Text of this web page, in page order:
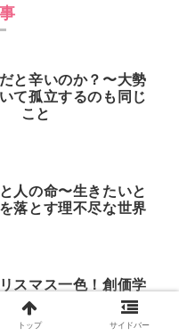
と辛いのか？〜大勢
て孤立するのも同じ
こと
人の命〜生きたいと
落とす理不尽な世界
スマス一色！創価学
リスマスをしないの
は・・・
トップ サイドバー